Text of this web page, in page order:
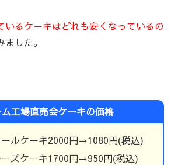
いるケーキはどれも安くなっているの
した。
工場直売会ケーキの価格
ルケーキ2000円→1080円(税込)
ズケーキ1700円→950円(税込)